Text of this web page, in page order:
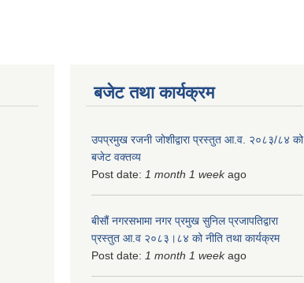
बजेट तथा कार्यक्रम
उपप्रमुख रजनी जोशीद्वारा प्रस्तुत आ.व. २०८३/८४ को
बजेट वक्तव्य
Post date: 1 month 1 weekago
बीसौं नगरसभामा नगर प्रमुख सुनिल प्रजापतिद्वारा
प्रस्तुत आ.व‍ २०८३।८४ को नीति तथा कार्यक्रम
Post date: 1 month 1 weekago